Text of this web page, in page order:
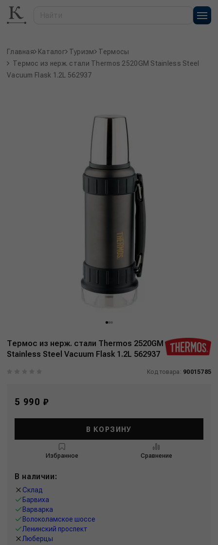
Главная Каталог Туризм
Термосы
Термос из нерж. стали Thermos 2520GM Stainless Steel
Vacuum Flask 1.2L 562937
Термос из нерж. стали Thermos 2520GM
Stainless Steel Vacuum Flask 1.2L 562937
Код товара: 90015785
5 990 ₽
В КОРЗИНУ
Избранное Сравнение
В наличии:
Склад
Барвиха
Варварка
Волоколамское шоссе
Ленинский проспект
Люберцы